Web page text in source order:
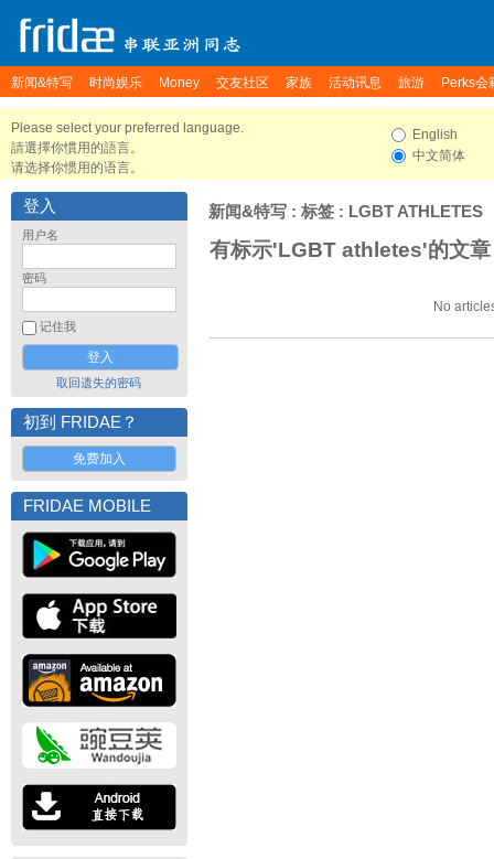
新闻&特写 时尚娱乐 Money 交友社区 家族 活动讯息 旅游 Perks会
Please select your preferred language.
請選擇你慣用的語言。
请选择你惯用的语言。
English
中文简体
登入
用户名
密码
记住我
取回遗失的密码
初到 FRIDAE？
免费加入
FRIDAE MOBILE
新闻&特写 : 标签 : LGBT ATHLETES
有标示'LGBT athletes'的文章
No